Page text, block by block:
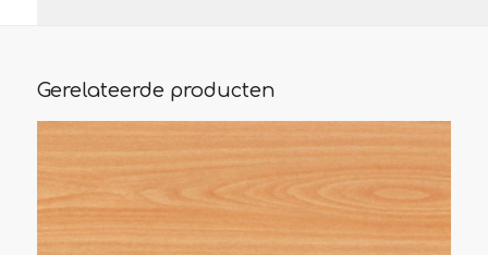
Gerelateerde producten